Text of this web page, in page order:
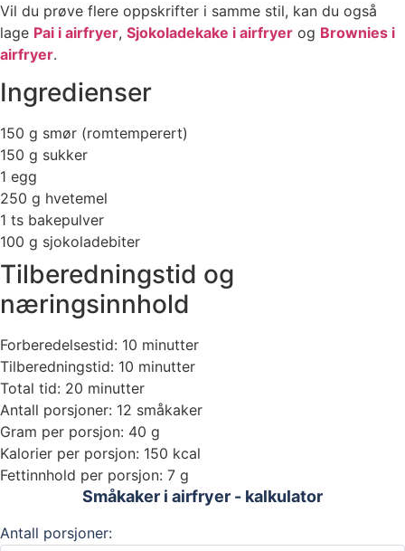
Vil du prøve flere oppskrifter i samme stil, kan du også
lage Pai i airfryer, Sjokoladekake i airfryer og Brownies i
airfryer.
Ingredienser
150 g smør (romtemperert)
150 g sukker
1 egg
250 g hvetemel
1 ts bakepulver
100 g sjokoladebiter
Tilberedningstid og
næringsinnhold
Forberedelsestid: 10 minutter
Tilberedningstid: 10 minutter
Total tid: 20 minutter
Antall porsjoner: 12 småkaker
Gram per porsjon: 40 g
Kalorier per porsjon: 150 kcal
Fettinnhold per porsjon: 7 g
Småkaker i airfryer - kalkulator
Antall porsjoner: